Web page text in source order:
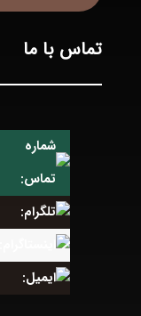
تماس با ما
شماره
تماس:
تلگرام:
ایمیل: